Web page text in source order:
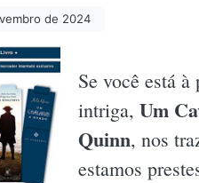
de 2024
Se você está
intriga, Um
Quinn, nos
estamos